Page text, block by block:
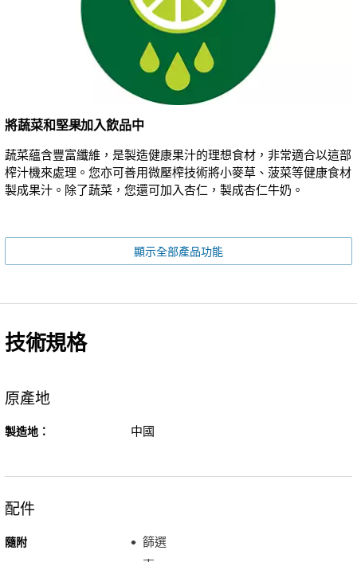
將蔬菜和堅果加入飲品中
蔬菜蘊含豐富纖維，是製造健康果汁的理想食材，非常適合以這部
榨汁機來處理。您亦可善用微壓榨技術將小麥草、菠菜等健康食材
製成果汁。除了蔬菜，您還可加入杏仁，製成杏仁牛奶。
顯示全部產品功能
技術規格
原產地
製造地： 中國
配件
隨附
篩選